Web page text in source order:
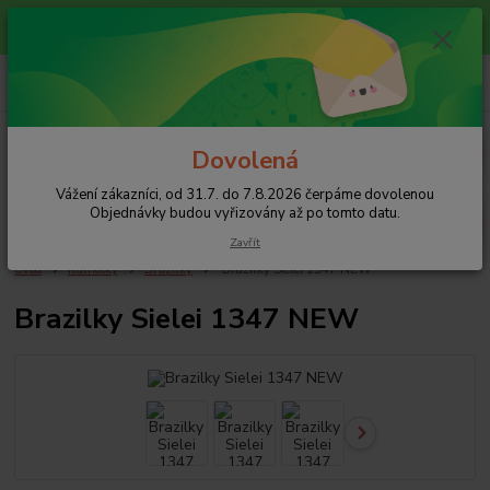
Vážení zákazníci, od 31.7. do 7.8.2026 čerpáme dovolenou
Objednávky budou vyřizovány až po tomto datu.
+420 608 754 282
pište email, pokud nezvedám tel.
Úvod Kalhotky Brazilky Brazilky Sielei 1347 NEW
Brazilky Sielei 1347 NEW
Dovolená
Vážení zákazníci, od 31.7. do 7.8.2026 čerpáme dovolenou
Objednávky budou vyřizovány až po tomto datu.
Zavřít